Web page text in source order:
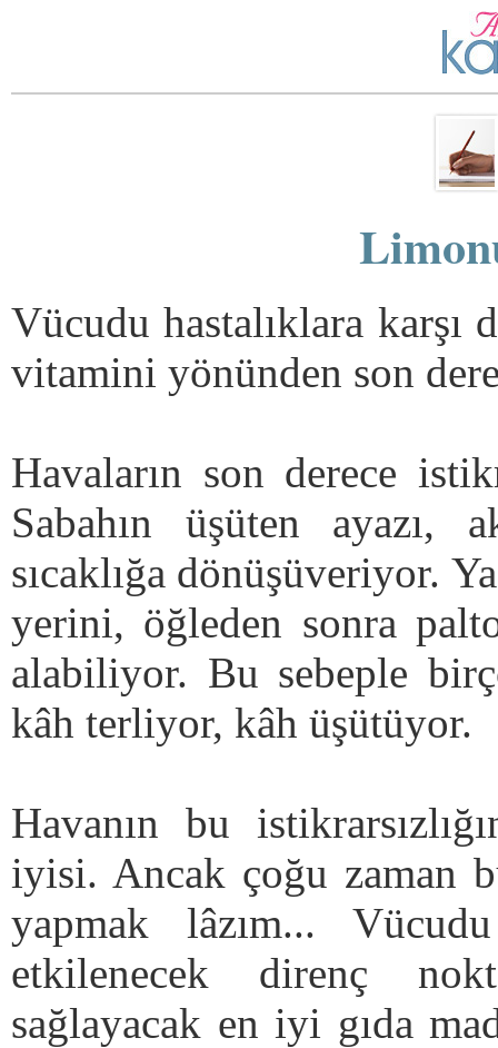
Vücudu hastalıklara
vitamini yönünden son
Havaların son derece
Sabahın üşüten ayazı,
sıcaklığa dönüşüveriyor.
yerini, öğleden sonra
alabiliyor. Bu sebeple
kâh terliyor, kâh üşütüyor.
Havanın bu
iyisi. Ancak çoğu zaman
yapmak lâzım...
etkilenecek direnç
sağlayacak en iyi gıda